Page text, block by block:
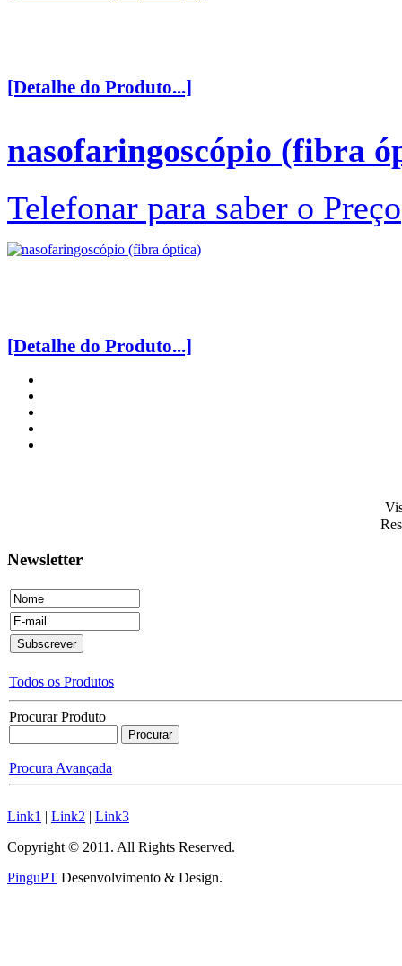
[Detalhe do Produto...]
nasofaringoscópio (fibra
Telefonar para saber o Preço
[Detalhe do Produto...]
Newsletter
Todos os Produtos
Procurar Produto
Procura Avançada
Link1 | Link2 | Link3
Copyright © 2011. All Rights Reserved.
PinguPT Desenvolvimento & Design.